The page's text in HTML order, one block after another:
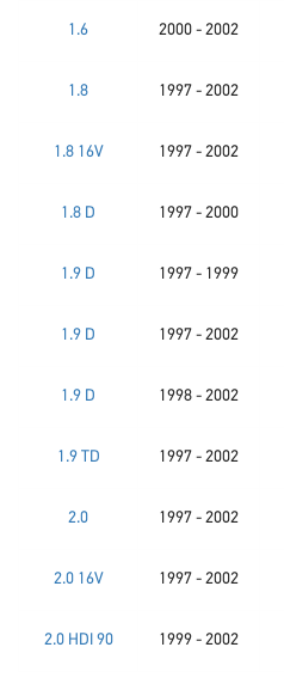
1.6 2000 - 2002
1.8 1997 - 2002
1.8 16V 1997 - 2002
1.8 D 1997 - 2000
1.9 D 1997 - 1999
1.9 D 1997 - 2002
1.9 D 1998 - 2002
1.9 TD 1997 - 2002
2.0 1997 - 2002
2.0 16V 1997 - 2002
2.0 HDI 90 1999 - 2002